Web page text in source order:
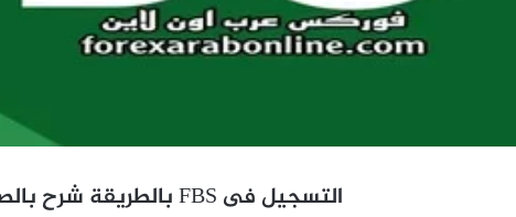
التسجيل فى FBS بالطريقة شرح بالصور والفيديو